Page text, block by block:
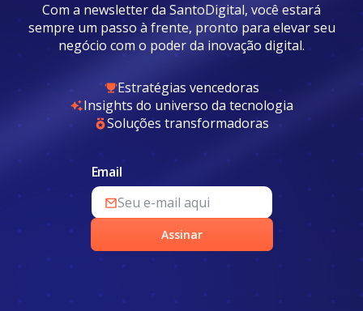
Com a newsletter da SantoDigital, você estará
sempre um passo à frente, pronto para elevar seu
negócio com o poder da inovação digital.
Estratégias vencedoras
Insights do universo da tecnologia
Soluções transformadoras
Email
Assinar